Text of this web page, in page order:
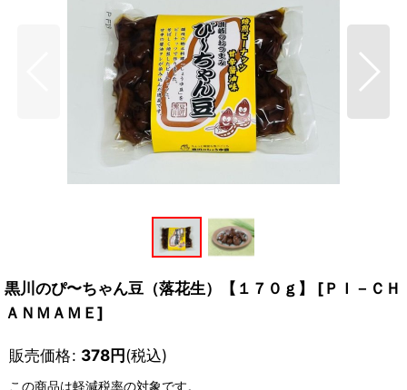
黒川のぴ〜ちゃん豆（落花生）【１７０ｇ】 [ＰＩ－ＣＨ
ＡＮＭＡＭＥ]
販売価格: 378円(税込)
この商品は軽減税率の対象です。